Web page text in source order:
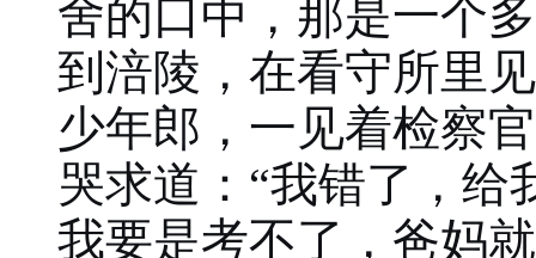
舍的口中，那是一个
到涪陵，在看守所里
少年郎，一见着检察
哭求道：“我错了，给
我要是考不了，爸妈